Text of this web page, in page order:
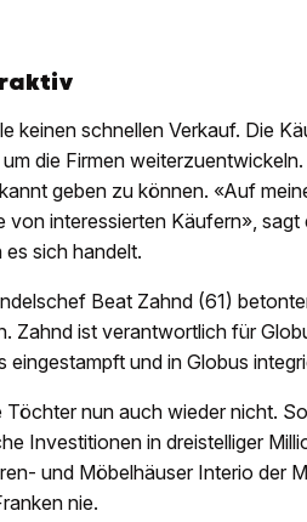
keinen schnellen Verkauf. Die
die Firmen
geben zu können. «Auf
interessierten Käufern», sagt
sich handelt.
Beat Zahnd (61)
Zahnd ist verantwortlich für
eingestampft und in Globus
nun auch wieder nicht.
Investitionen in dreistelliger
und Möbelhäuser Interio der
nie.